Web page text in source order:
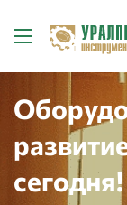
сегодня!